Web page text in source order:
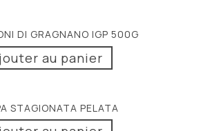
DI GRAGNANO IGP 500G
au panier
STAGIONATA PELATA